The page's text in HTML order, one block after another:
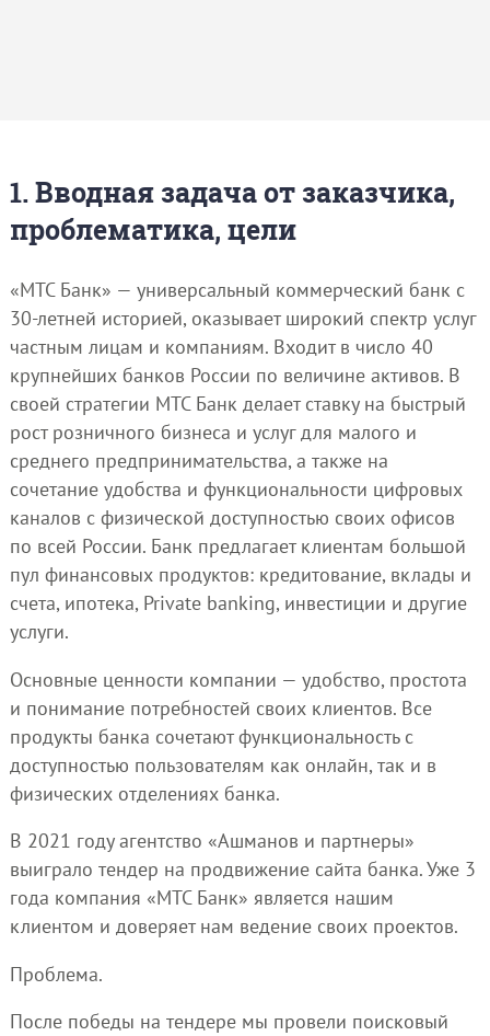
1. Вводная задача от заказчика,
проблематика, цели
«МТС Банк» — универсальный коммерческий банк с
30-летней историей, оказывает широкий спектр услуг
частным лицам и компаниям. Входит в число 40
крупнейших банков России по величине активов. В
своей стратегии МТС Банк делает ставку на быстрый
рост розничного бизнеса и услуг для малого и
среднего предпринимательства, а также на
сочетание удобства и функциональности цифровых
каналов с физической доступностью своих офисов
по всей России. Банк предлагает клиентам большой
пул финансовых продуктов: кредитование, вклады и
счета, ипотека, Private banking, инвестиции и другие
услуги.
Основные ценности компании — удобство, простота
и понимание потребностей своих клиентов. Все
продукты банка сочетают функциональность с
доступностью пользователям как онлайн, так и в
физических отделениях банка.
В 2021 году агентство «Ашманов и партнеры»
выиграло тендер на продвижение сайта банка. Уже 3
года компания «МТС Банк» является нашим
клиентом и доверяет нам ведение своих проектов.
Проблема.
После победы на тендере мы провели поисковый